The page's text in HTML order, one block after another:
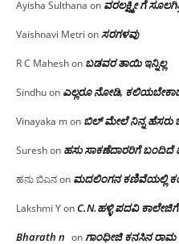
Ayisha Sulthana on ವರಲಕ್ಷ್ಮೀ ಗೆ
Vaishnavi Metri onಸರಗಳವು
R C Maheshon ಬಡವರ ತಾಯಿ ಇನ್ನಿಲ್ಲ
Sindhuon ಎಲ್ಲರೂ ನೋಡಿ,
Vinayaka mon ಬಿಲ್ ಮೇಲೆ ನಿನ್ನ ಹೆಸರು
Sureshon ಹಸು ಸಾಕಣೆದಾರರಿಗೆ ಬಂದಿದೆ
ಹನು ಬಿಎನon ಮದಲಿಂಗನ ಕಣಿವೆಯಲ್ಲಿ
Lakshmi YonC.N.ಹಳ್ಳಿ ಪದವಿ
Bharath n onಗಾಂಧೀಜಿ ಕನಸಿನ ರಾಮ